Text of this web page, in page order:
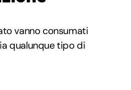
vanno consumati
qualunque tipo di